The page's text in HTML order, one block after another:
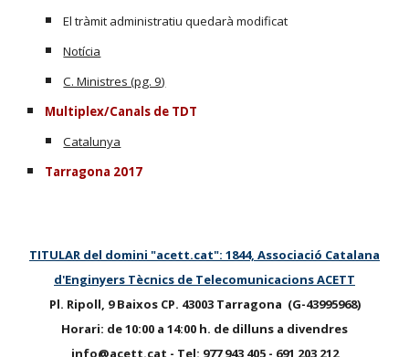
El tràmit administratiu quedarà modificat
Notícia
C. Ministres (pg. 9)
Multiplex/Canals de TDT
Catalunya
Tarragona 2017
TITULAR del domini "acett.cat": 1844, Associació Catalana
d'Enginyers Tècnics de Telecomunicacions ACETT
Pl. Ripoll, 9 Baixos CP. 43003 Tarragona (G-43995968)
Horari: de 10:00 a 14:00 h. de dilluns a divendres
info@acett.cat - Tel: 977 943 405 - 691 203 212